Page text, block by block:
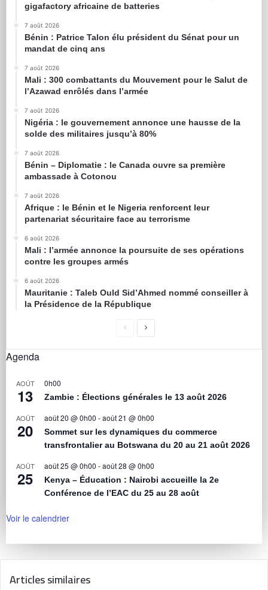
gigafactory africaine de batteries
7 août 2026
Bénin : Patrice Talon élu président du Sénat pour un
mandat de cinq ans
7 août 2026
Mali : 300 combattants du Mouvement pour le Salut de
l’Azawad enrôlés dans l’armée
7 août 2026
Nigéria : le gouvernement annonce une hausse de la
solde des militaires jusqu’à 80%
7 août 2026
Bénin – Diplomatie : le Canada ouvre sa première
ambassade à Cotonou
7 août 2026
Afrique : le Bénin et le Nigeria renforcent leur
partenariat sécuritaire face au terrorisme
6 août 2026
Mali : l’armée annonce la poursuite de ses opérations
contre les groupes armés
6 août 2026
Mauritanie : Taleb Ould Sid’Ahmed nommé conseiller à
la Présidence de la République
Agenda
AOÛT
13
0h00
Zambie : Élections générales le 13 août 2026
AOÛT
20
août 20 @ 0h00 -août 21 @ 0h00
Sommet sur les dynamiques du commerce
transfrontalier au Botswana du 20 au 21 août 2026
AOÛT
25
août 25 @ 0h00 -août 28 @ 0h00
Kenya – Éducation : Nairobi accueille la 2e
Conférence de l’EAC du 25 au 28 août
Voir le calendrier
Articles similaires